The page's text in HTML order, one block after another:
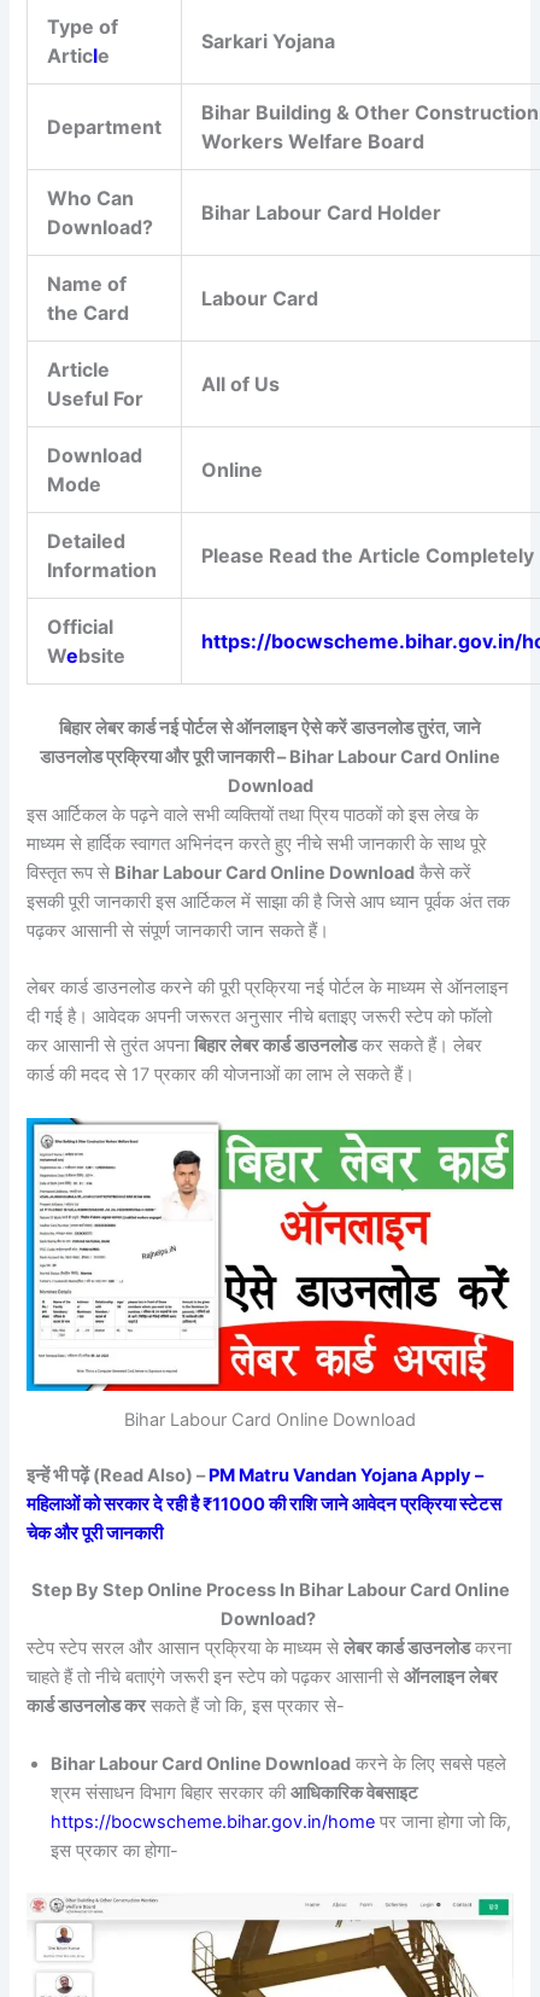
Type of
Article
Sarkari Yojana
Department
Bihar Building & Other Construction
Workers Welfare Board
Who Can
Download?
Bihar Labour Card Holder
Name of
the Card
Labour Card
Article
Useful For
All of Us
Download
Mode
Online
Detailed
Information
Please Read the Article Completely
Official
Website
https://bocwscheme.bihar.gov.in/
बिहार लेबर कार्ड नई पोर्टल से ऑनलाइन ऐसे करें डाउनलोड तुरंत, जाने
डाउनलोड प्रक्रिया और पूरी जानकारी – Bihar Labour Card Online
Download
इस आर्टिकल के पढ़ने वाले सभी व्यक्तियों तथा प्रिय पाठकों को इस लेख के
माध्यम से हार्दिक स्वागत अभिनंदन करते हुए नीचे सभी जानकारी के साथ पूरे
विस्तृत रूप से Bihar Labour Card Online Download कैसे करें
इसकी पूरी जानकारी इस आर्टिकल में साझा की है जिसे आप ध्यान पूर्वक अंत तक
पढ़कर आसानी से संपूर्ण जानकारी जान सकते हैं।
लेबर कार्ड डाउनलोड करने की पूरी प्रक्रिया नई पोर्टल के माध्यम से ऑनलाइन
दी गई है। आवेदक अपनी जरूरत अनुसार नीचे बताइए जरूरी स्टेप को फॉलो
कर आसानी से तुरंत अपनाबिहार लेबर कार्ड डाउनलोडकर सकते हैं। लेबर
कार्ड की मदद से 17 प्रकार की योजनाओं का लाभ ले सकते हैं।
Bihar Labour Card Online Download
इन्हें भी पढ़ें (Read Also) –PM Matru Vandan Yojana Apply –
महिलाओं को सरकार दे रही है ₹11000 की राशि जाने आवेदन प्रक्रिया स्टेटस
चेक और पूरी जानकारी
Step By Step Online Process In Bihar Labour Card Online
Download?
स्टेप स्टेप सरल और आसान प्रक्रिया के माध्यम सेलेबर कार्ड डाउनलोडकरना
चाहते हैं तो नीचे बताएंगे जरूरी इन स्टेप को पढ़कर आसानी सेऑनलाइन लेबर
कार्ड डाउनलोड करसकते हैं जो कि, इस प्रकार से-
Bihar Labour Card Online Download करने के लिए सबसे पहले
श्रम संसाधन विभाग बिहार सरकार कीआधिकारिक वेबसाइट
https://bocwscheme.bihar.gov.in/home पर जाना होगा जो कि,
इस प्रकार का होगा-